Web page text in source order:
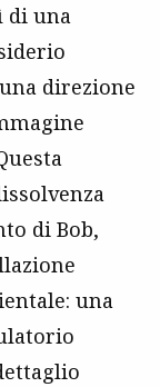
di una
direzione
di Bob,
una